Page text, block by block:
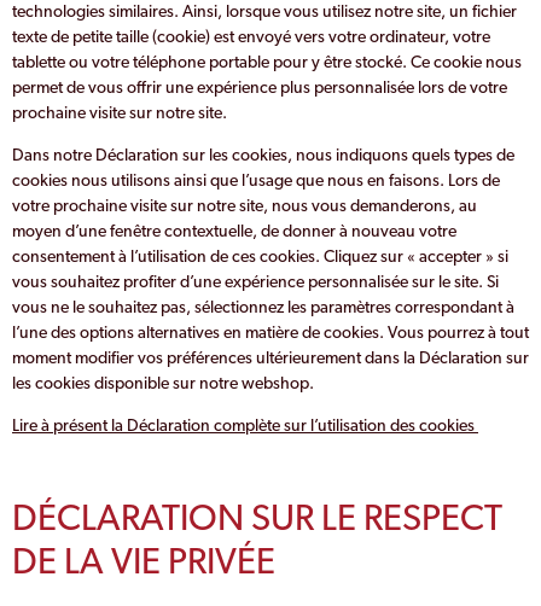
technologies similaires. Ainsi, lorsque vous utilisez notre site, un fichier
texte de petite taille (cookie) est envoyé vers votre ordinateur, votre
tablette ou votre téléphone portable pour y être stocké. Ce cookie nous
permet de vous offrir une expérience plus personnalisée lors de votre
prochaine visite sur notre site.
Dans notre Déclaration sur les cookies, nous indiquons quels types de
cookies nous utilisons ainsi que l’usage que nous en faisons. Lors de
votre prochaine visite sur notre site, nous vous demanderons, au
moyen d’une fenêtre contextuelle, de donner à nouveau votre
consentement à l’utilisation de ces cookies. Cliquez sur « accepter » si
vous souhaitez profiter d’une expérience personnalisée sur le site. Si
vous ne le souhaitez pas, sélectionnez les paramètres correspondant à
l’une des options alternatives en matière de cookies. Vous pourrez à tout
moment modifier vos préférences ultérieurement dans la Déclaration sur
les cookies disponible sur notre webshop.
Lire à présent la Déclaration complète sur l’utilisation des cookies
DÉCLARATION SUR LE RESPECT
DE LA VIE PRIVÉE